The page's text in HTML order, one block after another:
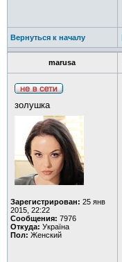
Вернуться к началу
marusa
золушка
Зарегистрирован: 25 янв
2015, 22:22
Сообщения: 7976
Откуда: Україна
Пол: Женский